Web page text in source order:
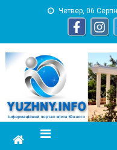
Четвер, 06
информационный